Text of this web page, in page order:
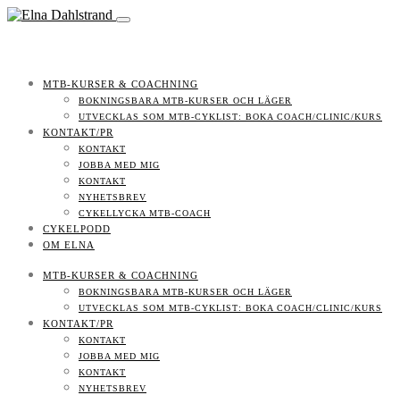
MTB-KURSER & COACHNING
BOKNINGSBARA MTB-KURSER OCH LÄGER
UTVECKLAS SOM MTB-CYKLIST: BOKA COACH/CLINIC/KURS
KONTAKT/PR
KONTAKT
JOBBA MED MIG
KONTAKT
NYHETSBREV
CYKELLYCKA MTB-COACH
CYKELPODD
OM ELNA
MTB-KURSER & COACHNING
BOKNINGSBARA MTB-KURSER OCH LÄGER
UTVECKLAS SOM MTB-CYKLIST: BOKA COACH/CLINIC/KURS
KONTAKT/PR
KONTAKT
JOBBA MED MIG
KONTAKT
NYHETSBREV